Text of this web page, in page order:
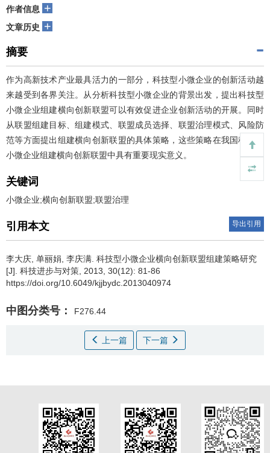
作者信息 +
文章历史 +
摘要
作为高新技术产业最具活力的一部分，科技型小微企业的创新活动越
来越受到各界关注。从分析科技型小微企业的背景出发，提出科技型
小微企业组建横向创新联盟可以有效促进企业创新活动的开展。同时
从联盟组建目标、组建模式、联盟成员选择、联盟治理模式、风险防
范等方面提出组建横向创新联盟的具体策略，这些策略在我国科技型
小微企业组建横向创新联盟中具有重要现实意义。
关键词
小微企业;横向创新联盟;联盟治理
引用本文 导出引用
李大庆 单丽娟 李庆满 科技型小微企业横向创新联盟组建策略研究
[J]. 科技进步与对策, 2013, 30(12): 81-86
https://doi.org/10.6049/kjjbydc.2013040974
中图分类号： F276.44
上一篇 下一篇